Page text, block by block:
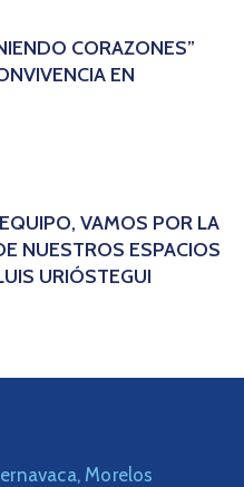
CORAZONES”
EN
VAMOS POR LA
NUESTROS ESPACIOS
URIÓSTEGUI
Morelos